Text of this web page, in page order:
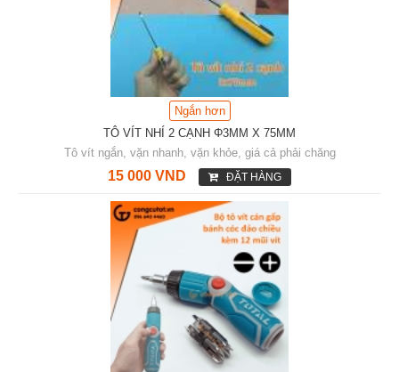
Ngắn hơn
TÔ VÍT NHÍ 2 CẠNH Φ3MM X 75MM
Tô vít ngắn, vặn nhanh, vặn khỏe, giá cả phải chăng
15 000 VND ĐẶT HÀNG